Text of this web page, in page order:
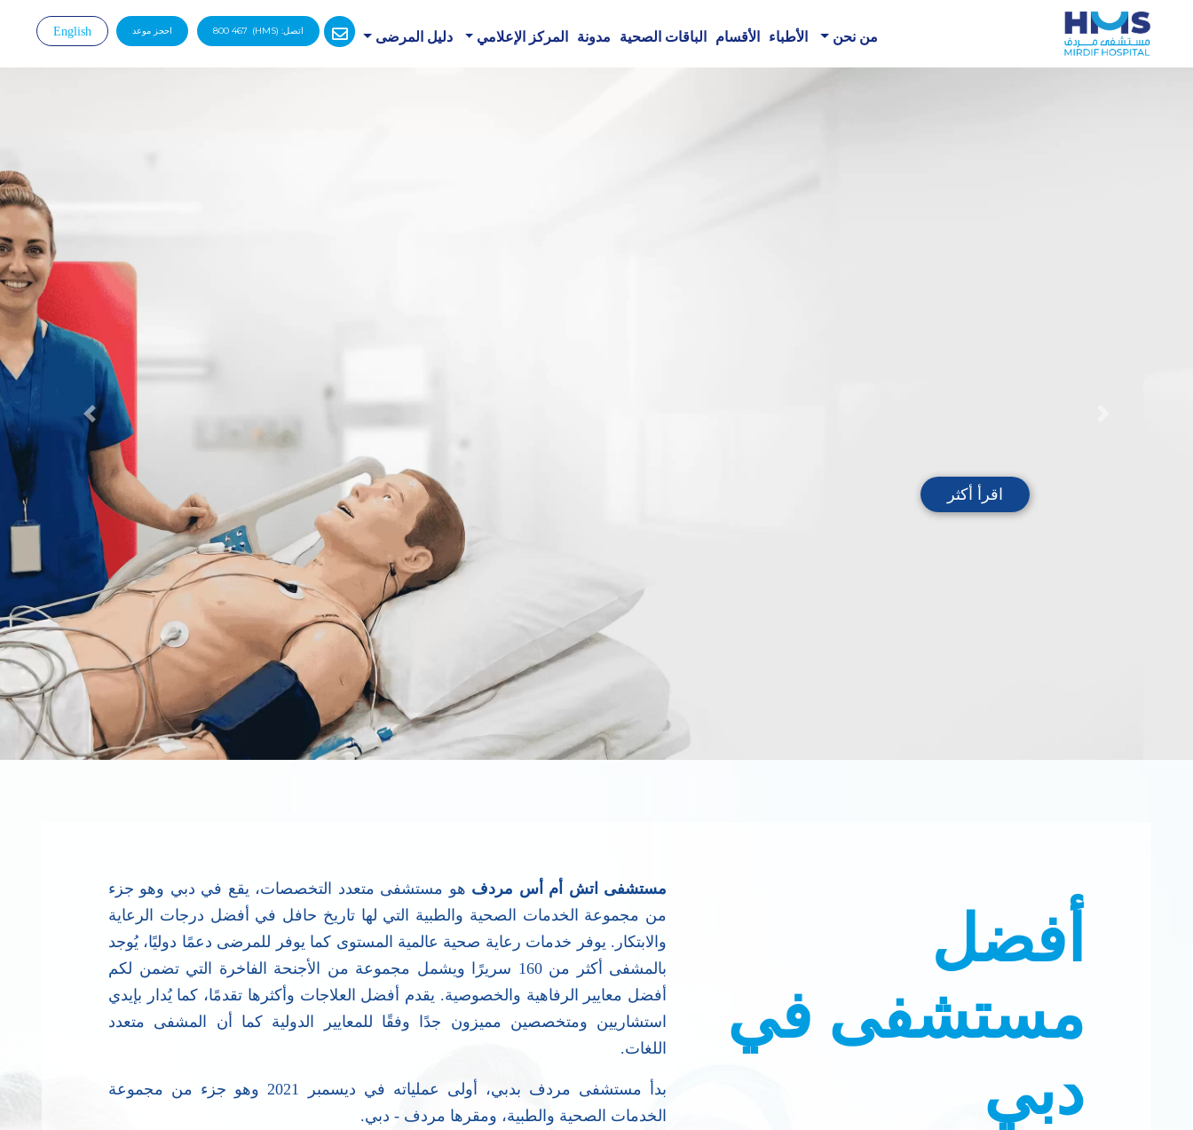
من نحن الأطباء الأقسام الباقات الصحية مدونة المركز الإعلامي دليل المرضى اتصل: 800 467 (HMS) احجز موعد English
اقرأ أكثر
Previous
أفضل
مستشفى في
دبي
مستشفى اتش أم أس مردف هو مستشفى متعدد التخصصات، يقع في دبي وهو جزء
من مجموعة الخدمات الصحية والطبية التي لها تاريخ حافل في أفضل درجات الرعاية
والابتكار. يوفر خدمات رعاية صحية عالمية المستوى كما يوفر للمرضى دعمًا دوليًا، يُوجد
بالمشفى أكثر من 160 سريرًا ويشمل مجموعة من الأجنحة الفاخرة التي تضمن لكم
أفضل معايير الرفاهية والخصوصية. يقدم أفضل العلاجات وأكثرها تقدمًا، كما يُدار بإيدي
استشاريين ومتخصصين مميزون جدًا وفقًا للمعايير الدولية كما أن المشفى متعدد
اللغات.
بدأ مستشفى مردف بدبي، أولى عملياته في ديسمبر 2021 وهو جزء من مجموعة
الخدمات الصحية والطبية، ومقرها مردف - دبي.